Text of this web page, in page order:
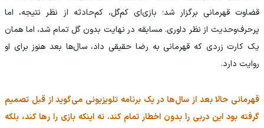
قضاوت قهرمانی برگزار شد؛ بازی‌ای کم‌گل، کم‌حادثه از نظر نتیجه، اما
پرحرف‌وحدیث از نظر داوری. مسابقه در نهایت بدون گل تمام شد، اما همان
یک کارت زردی که قهرمانی به رضا حقیقی داد، سال‌ها بعد هنوز برای او
روایت دارد.
قهرمانی حالا بعد از سال‌ها در یک برنامه تلویزیونی می‌گوید از قبل تصمیم
گرفته بود این دربی را بدون اخطار تمام کند. نه اینکه بازی را رها کند، بلکه